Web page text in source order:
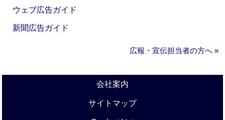
ウェブ広告ガイド
新聞広告ガイド
広報・宣伝担当者の方へ »
会社案内
サイトマップ